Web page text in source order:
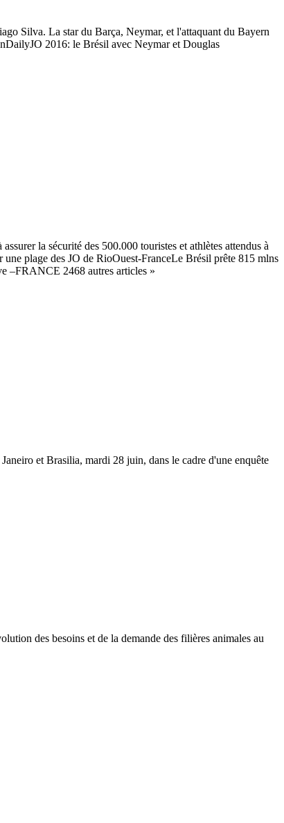
Silva. La star du Barça, Neymar, et l'attaquant du Bayern
2016: le Brésil avec Neymar et Douglas
la sécurité des 500.000 touristes et athlètes attendus à
plage des JO de RioOuest-FranceLe Brésil prête 815 mlns
–FRANCE 2468 autres articles »
et Brasilia, mardi 28 juin, dans le cadre d'une enquête
des besoins et de la demande des filières animales au